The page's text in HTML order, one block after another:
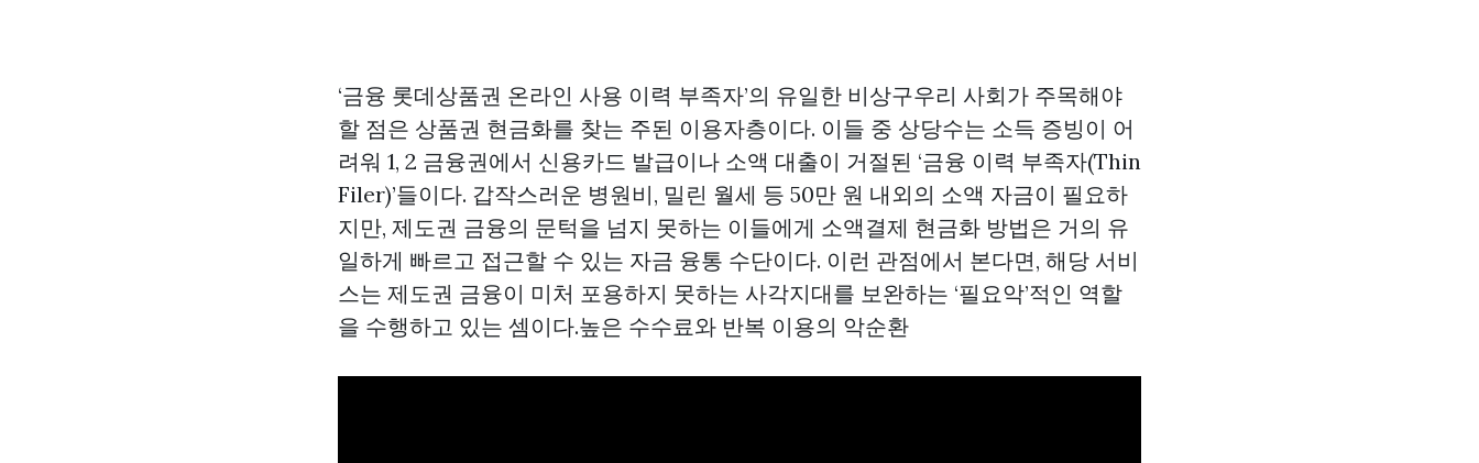
‘금융 롯데상품권 온라인 사용 이력 부족자’의 유일한 비상구우리 사회가 주목해야
할 점은 상품권 현금화를 찾는 주된 이용자층이다. 이들 중 상당수는 소득 증빙이 어
려워 1, 2 금융권에서 신용카드 발급이나 소액 대출이 거절된 ‘금융 이력 부족자(Thin
Filer)’들이다. 갑작스러운 병원비, 밀린 월세 등 50만 원 내외의 소액 자금이 필요하
지만, 제도권 금융의 문턱을 넘지 못하는 이들에게 소액결제 현금화 방법은 거의 유
일하게 빠르고 접근할 수 있는 자금 융통 수단이다. 이런 관점에서 본다면, 해당 서비
스는 제도권 금융이 미처 포용하지 못하는 사각지대를 보완하는 ‘필요악’적인 역할
을 수행하고 있는 셈이다.높은 수수료와 반복 이용의 악순환